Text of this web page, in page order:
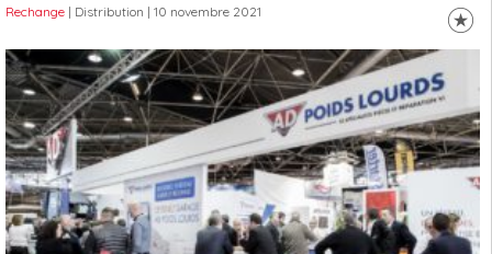
Rechange | Distribution | 10 novembre 2021